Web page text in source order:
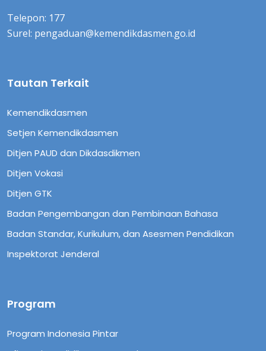
Telepon: 177
Surel: pengaduan@kemendikdasmen.go.id
Tautan Terkait
Kemendikdasmen
Setjen Kemendikdasmen
Ditjen PAUD dan Dikdasdikmen
Ditjen Vokasi
Ditjen GTK
Badan Pengembangan dan Pembinaan Bahasa
Badan Standar, Kurikulum, dan Asesmen Pendidikan
Inspektorat Jenderal
Program
Program Indonesia Pintar